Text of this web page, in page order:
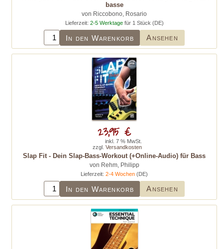
basse
von Riccobono, Rosario
Lieferzeit: 2-5 Werktagefür 1 Stück (DE)
In den Warenkorb Ansehen
Slap Fit - Dein Slap-Bass-Workout (+Online-Audio) für Bass
von Rehm, Philipp
Lieferzeit: 2-4 Wochen (DE)
In den Warenkorb Ansehen
23,95 €
inkl. 7 % MwSt.
zzgl. Versandkosten